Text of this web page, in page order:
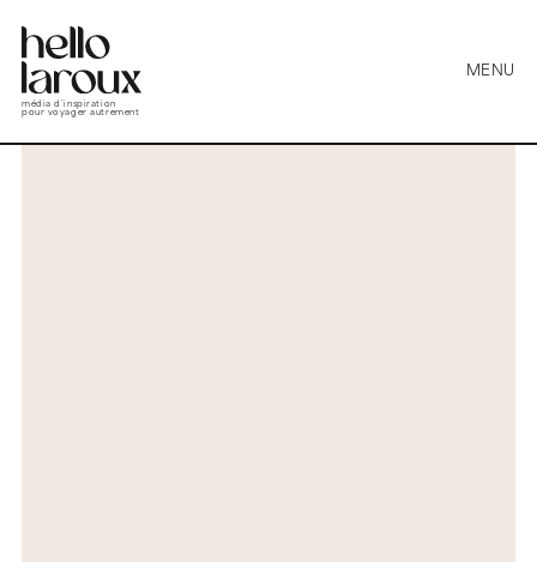
média d’inspiration
pour voyager autrement
MENU